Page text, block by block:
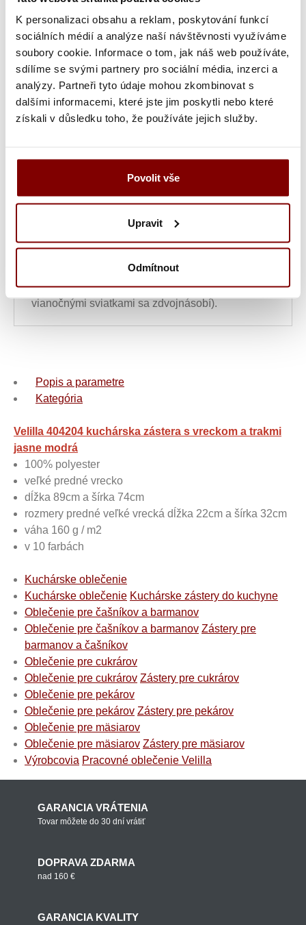
K personalizaci obsahu a reklam, poskytování funkcí
sociálních médií a analýze naší návštěvnosti využíváme
soubory cookie. Informace o tom, jak náš web používáte,
sdílíme se svými partnery pro sociální média, inzerci a
analýzy. Partneři tyto údaje mohou zkombinovat s
dalšími informacemi, které jste jim poskytli nebo které
získali v důsledku toho, že používáte jejich služby.
Povolit vše
Upravit
Odmítnout
Vyšitie loga a textu (bez grafickej úpravy) +
10.20€
Ukážka textu:
12,45€
Vložiť do košíka s
výšivkou
je možné vymeniť alebo vrátiť! Doba tvorby
výšivky je 10-15 pracovných dní (v čase pred
vianočnými sviatkami sa zdvojnásobí).
Popis a parametre
Kategória
Velilla 404204 kuchárska zástera s vreckom a trakmi
jasne modrá
100% polyester
veľké predné vrecko
dĺžka 89cm a šírka 74cm
rozmery predné veľké vrecká dĺžka 22cm a šírka 32cm
váha 160 g / m2
v 10 farbách
Kuchárske oblečenie
Kuchárske oblečenie Kuchárske zástery do kuchyne
Oblečenie pre čašníkov a barmanov
Oblečenie pre čašníkov a barmanov Zástery pre
barmanov a čašníkov
Oblečenie pre cukrárov
Oblečenie pre cukrárov Zástery pre cukrárov
Oblečenie pre pekárov
Oblečenie pre pekárov Zástery pre pekárov
Oblečenie pre mäsiarov
Oblečenie pre mäsiarov Zástery pre mäsiarov
Výrobcovia Pracovné oblečenie Velilla
GARANCIA VRÁTENIA
Tovar môžete do 30 dní vrátiť
DOPRAVA ZDARMA
nad 160 €
GARANCIA KVALITY